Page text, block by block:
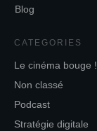
Blog
CATEGORIES
Le cinéma bouge !
Non classé
Podcast
Stratégie digitale